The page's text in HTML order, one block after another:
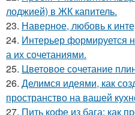
лоджией) в ЖК капитель.
23. Наверное, любовь к
24. Интерьер формируется
а их сочетаниями.
25. Цветовое сoчетание
26. Делимся идеями, как
пространство на вашей
27. Пить кофе из бага: как